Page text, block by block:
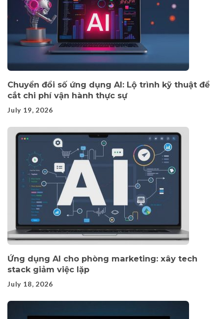
Chuyển đổi số ứng dụng AI: Lộ trình kỹ thuật để
cắt chi phí vận hành thực sự
July 19, 2026
Ứng dụng AI cho phòng marketing: xây tech
stack giảm việc lặp
July 18, 2026